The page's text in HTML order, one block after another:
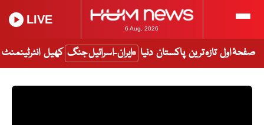
6 Aug, 2026
LIVE
صفحۂ اول تازہ ترین پاکستان دنیا ایران-اسرائیل جنگ کھیل انٹرٹینمنٹ